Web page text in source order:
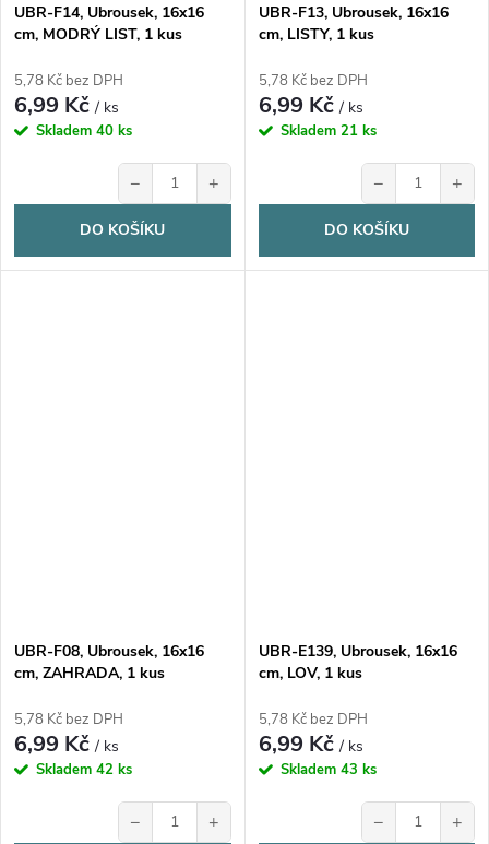
UBR-F14, Ubrousek, 16x16
cm, MODRÝ LIST, 1 kus
5,78 Kč bez DPH
6,99 Kč/ ks
Skladem 40 ks
− +
DO KOŠÍKU
UBR-F13, Ubrousek, 16x16
cm, LISTY, 1 kus
5,78 Kč bez DPH
6,99 Kč/ ks
Skladem 21 ks
− +
DO KOŠÍKU
UBR-F08, Ubrousek, 16x16
cm, ZAHRADA, 1 kus
5,78 Kč bez DPH
6,99 Kč/ ks
Skladem 42 ks
− +
UBR-E139, Ubrousek, 16x16
cm, LOV, 1 kus
5,78 Kč bez DPH
6,99 Kč/ ks
Skladem 43 ks
− +